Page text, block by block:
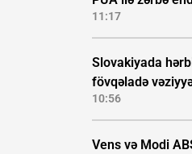
11:17
Slovakiyada
fövqəladə
10:56
Vens və Modi